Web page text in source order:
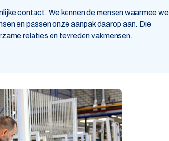
contact. We kennen de mensen waarmee we
en passen onze aanpak daarop aan. Die
relaties en tevreden vakmensen.